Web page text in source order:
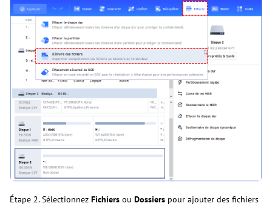
Étape 2. Sélectionnez Fichiers ou Dossiers pour ajouter des fichiers